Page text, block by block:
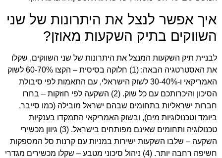
איך אפשר לנצל את היתרונות של שני
השווקים בתיק השקעות מאוזן?
לבניית תיק השקעות המנצל את היתרונות של שני השווקים, שקלו
את האסטרטגיה הבאה: (1) חלוקה בסיסית – הקצו 60-70% לשוק
האמריקאי ו-30-40% לשוק הישראלי, עם התאמות לפי סיבולת
הסיכון והיכרותכם עם כל שוק. (2) השקעה לפי חוזקות – בחרו
חברות ישראליות בתחומים שבהם ישראל מובילה (כמו סייבר,
ביומד וטכנולוגיות מים), ובשוק האמריקאי התמקדו בענקיות
טכנולוגיה ותחומים שאינם מפותחים בישראל. (3) גיוון מכשירי
השקעה – שלבו השקעות ישירות במניות עם קרנות סל המספקות
חשיפה רחבה יותר. (4) ניהול סיכוני מטבע – שקלו מכשירים מגדרי